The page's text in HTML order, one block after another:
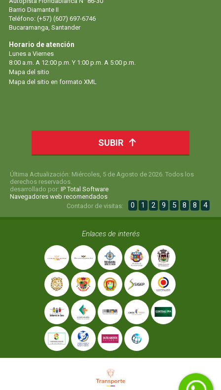
Barrio Diamante II
Teléfono: (+57) (607) 697-6746
Bucaramanga, Santander
Horario de atención
Lunes a Viernes
8:00 a.m. A 12:00 p.m. Y 1:00 p.m. A 5:00 p.m.
Mapa del sitio
Mapa del sitio en formato XML
SUBIR
Última Actualización: Miércoles, 5 de Agosto de 2026. Todos los
derechos reservados.
desarrollado por: IP Total Software
Navegadores web recomendados
Contador de visitas:
0 1 2 9 5 8 8 4
Enlaces de interés